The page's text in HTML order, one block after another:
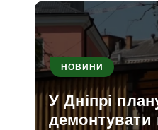
НОВИНИ
У Дніпрі
демонтувати